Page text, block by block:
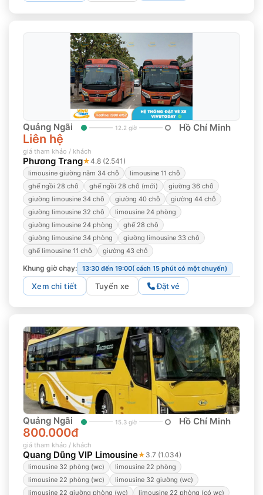
Quảng Ngãi 12.2 giờ Hồ Chí Minh
Liên hệ
giá tham khảo / khách
Phương Trang★4.8 (2.541)
limousine giường nằm 34 chỗ
limousine 11 chỗ
ghế ngồi 28 chỗ
ghế ngồi 28 chỗ (mới)
giường 36 chỗ
giường limousine 34 chỗ
giường 40 chỗ
giường 44 chỗ
giường limousine 32 chỗ
limousine 24 phòng
giường limousine 24 phòng
ghế 28 chỗ
giường limousine 34 phòng
giường limousine 33 chỗ
ghế limousine 11 chỗ
giường 43 chỗ
Khung giờ chạy: 13:30 đến 19:00( cách 15 phút có một chuyến)
Xem chi tiết Tuyến xe Đặt vé
Quảng Ngãi 15.3 giờ Hồ Chí Minh
800.000đ
giá tham khảo / khách
Quang Dũng VIP Limousine★ 3.7 (1.034)
limousine 32 phòng (wc)
limousine 22 phòng
limousine 22 phòng (wc)
limousine 32 giường (wc)
limousine 22 giường phòng (wc)
limousine 22 phòng (có wc)